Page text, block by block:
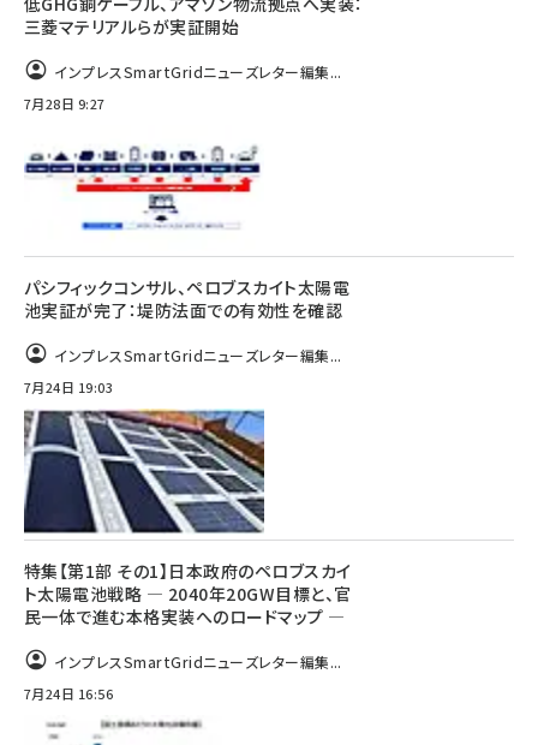
三菱マテリアルらが実証開始
インプレスSmartGridニューズレター編集...
7月28日 9:27
パシフィックコンサル、ペロブスカイト太陽電
池実証が完了：堤防法面での有効性を確認
インプレスSmartGridニューズレター編集...
7月24日 19:03
特集【第1部 その1】日本政府のペロブスカイ
ト太陽電池戦略 ― 2040年20GW目標と、官
民一体で進む本格実装へのロードマップ ―
インプレスSmartGridニューズレター編集...
7月24日 16:56